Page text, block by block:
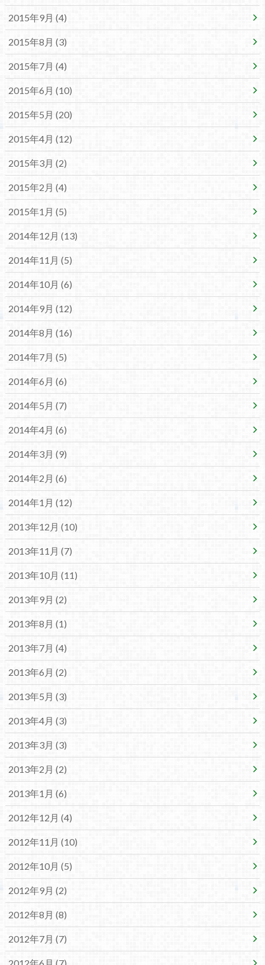
2015年9月 (4)
2015年8月 (3)
2015年7月 (4)
2015年6月 (10)
2015年5月 (20)
2015年4月 (12)
2015年3月 (2)
2015年2月 (4)
2015年1月 (5)
2014年12月 (13)
2014年11月 (5)
2014年10月 (6)
2014年9月 (12)
2014年8月 (16)
2014年7月 (5)
2014年6月 (6)
2014年5月 (7)
2014年4月 (6)
2014年3月 (9)
2014年2月 (6)
2014年1月 (12)
2013年12月 (10)
2013年11月 (7)
2013年10月 (11)
2013年9月 (2)
2013年8月 (1)
2013年7月 (4)
2013年6月 (2)
2013年5月 (3)
2013年4月 (3)
2013年3月 (3)
2013年2月 (2)
2013年1月 (6)
2012年12月 (4)
2012年11月 (10)
2012年10月 (5)
2012年9月 (2)
2012年8月 (8)
2012年7月 (7)